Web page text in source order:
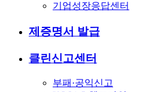
기업성장응답센터
제증명서 발급
클린신고센터
부패·공익신고